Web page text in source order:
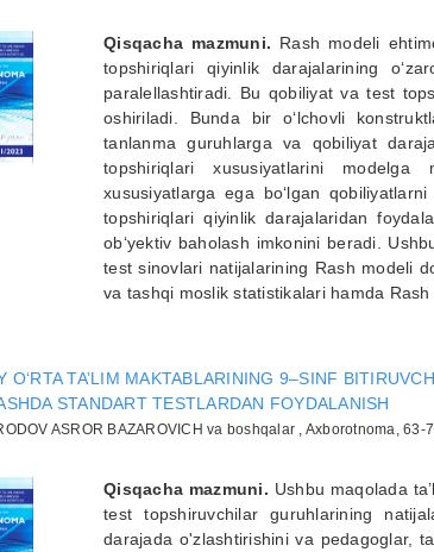
Qisqacha mazmuni. Rash modeli
topshiriqlari qiyinlik darajalarining
paralellashtiradi. Bu qobiliyat va test
oshiriladi. Bunda bir o‘lchovli
tanlanma guruhlarga va qobiliyat
topshiriqlari xususiyatlarini
xususiyatlarga ega bo‘lgan
topshiriqlari qiyinlik darajalaridan
ob‘yektiv baholash imkonini beradi.
test sinovlari natijalarining Rash modeli
va tashqi moslik statistikalari hamda
O‘RTA TA’LIM MAKTABLARINING 9–SINF
STANDART TESTLARDAN FOYDALANISH
ASROR BAZAROVICH va boshqalar , Axborotnoma,
Qisqacha mazmuni. Ushbu maqolada
test topshiruvchilar guruhlarining
darajada o'zlashtirishini va pedagoglar,